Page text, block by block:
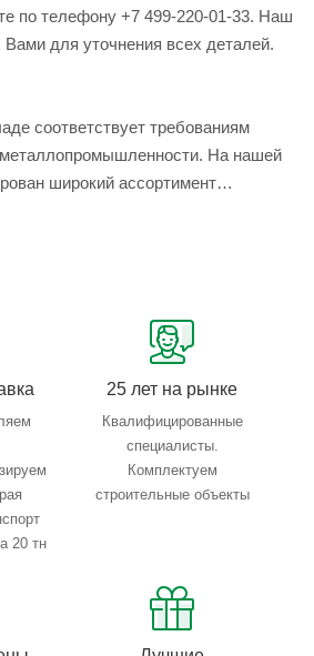
по телефону +7 499-220-01-33. Наш
для уточнения всех деталей.
соответствует требованиям
На нашей
широкий ассортимент
20 тн
25 лет на рынке
Квалифицированные
специалисты.
Комплектуем
строительные объекты